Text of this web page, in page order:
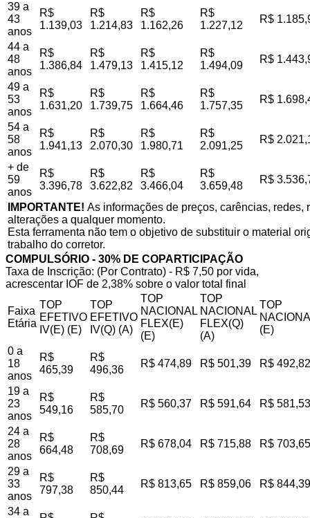
39 a
43
anos
R$
1.139,03
R$
1.214,83
R$
1.162,26
R$
1.227,12
R$
44 a
48
anos
R$
1.386,84
R$
1.479,13
R$
1.415,12
R$
1.494,09
R$
49 a
53
anos
R$
1.631,20
R$
1.739,75
R$
1.664,46
R$
1.757,35
R$
54 a
58
anos
R$
1.941,13
R$
2.070,30
R$
1.980,71
R$
2.091,25
R$
+ de
59
anos
R$
3.396,78
R$
3.622,82
R$
3.466,04
R$
3.659,48
R$
IMPORTANTE! As informações de preços, carências,
alterações a qualquer momento.
Esta ferramenta não tem o objetivo de substituir o material
trabalho do corretor.
COMPULSÓRIO - 30% DE COPARTICIPAÇÃO
Taxa de Inscrição: (Por Contrato) - R$ 7,50 por vida,
acrescentar IOF de 2,38% sobre o valor total final
Faixa
Etária
TOP
EFETIVO
IV(E) (E)
TOP
EFETIVO
IV(Q) (A)
TOP
NACIONAL
FLEX(E)
(E)
TOP
NACIONAL
FLEX(Q)
(A)
TOP
(E)
0 a
18
anos
R$
465,39
R$
496,36
R$ 474,89 R$ 501,39 R$ 492,82
19 a
23
anos
R$
549,16
R$
585,70
R$ 560,37 R$ 591,64 R$ 581,53
24 a
28
anos
R$
664,48
R$
708,69
R$ 678,04 R$ 715,88 R$ 703,65
29 a
33
anos
R$
797,38
R$
850,44
R$ 813,65 R$ 859,06 R$ 844,39
34 a